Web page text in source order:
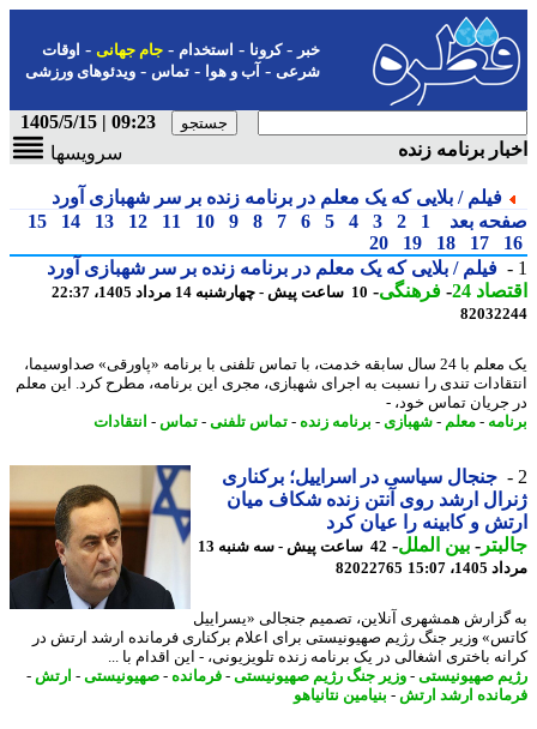
-کرونا-استخدام- جام جهانی-اوقات
شرعی-آب و هوا-تماس-ویدئوهای ورزشی
09:23 | 1405/5/15
برنامه زنده
سرویسها
فیلم / بلایی که یک معلم در برنامه زنده بر سر شهبازی آورد
بعد
1
2
3
4
5
6
7
8
9
10
11
12
13
14
15
17
18
19
20
فیلم / بلایی که یک معلم در برنامه زنده بر سر شهبازی آورد
24
-فرهنگی-10 ساعت پیش - چهارشنبه 14 مرداد 1405، 22:37
یک معلم با 24 سال سابقه خدمت، با تماس تلفنی با برنامه «پاورقی» صداوسیما،
تندی را نسبت به اجرای شهبازی، مجری این برنامه، مطرح کرد. این معلم
تماس خود، -
-معلم-شهبازی- برنامه زنده -تماس تلفنی-تماس-انتقادات
جنجال سیاسی در اسراییل؛ برکناری
ارشد روی آنتن زنده شکاف میان
و کابینه را عیان کرد
-بین الملل-
42 ساعت پیش - سه شنبه 13
15:07
82022765
همشهری آنلاین، تصمیم جنجالی «یسراییل
وزیر جنگ رژیم صهیونیستی برای اعلام برکناری فرمانده ارشد ارتش در
باختری اشغالی در یک برنامه زنده تلویزیونی، - این اقدام با ...
صهیونیستی-وزیر جنگ رژیم صهیونیستی-فرمانده-صهیونیستی-ارتش -
ارشد ارتش -بنیامین نتانیاهو